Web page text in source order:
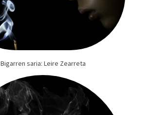
Bigarren saria: Leire Zearreta